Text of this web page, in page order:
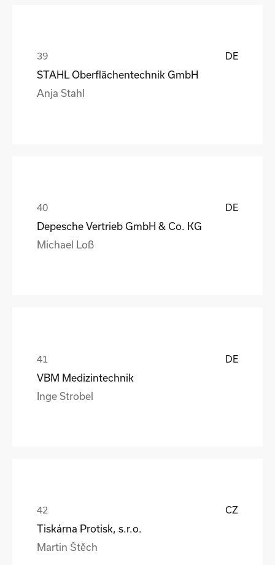
DE
STAHL Oberflächentechnik GmbH
Anja Stahl
DE
Depesche Vertrieb GmbH & Co. KG
Michael Loß
DE
VBM Medizintechnik
Inge Strobel
CZ
Tiskárna Protisk, s.r.o.
Martin Štěch